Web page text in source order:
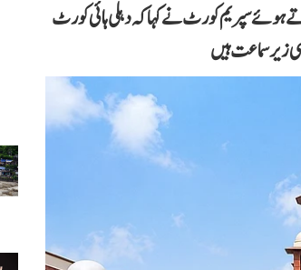
سپریم کورٹ نے کہا کہ دہلی ہائی کورٹ
زیر سماعت ہیں